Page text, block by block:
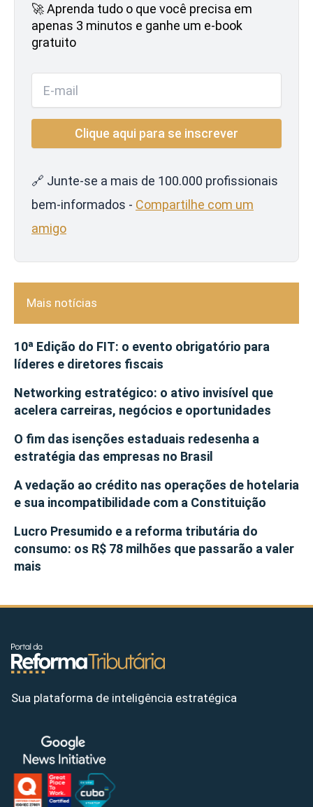
🚀 Aprenda tudo o que você precisa em
apenas 3 minutos e ganhe um e-book
gratuito
🔗 Junte-se a mais de 100.000 profissionais
bem-informados - Compartilhe com um
amigo
Mais notícias
10ª Edição do FIT: o evento obrigatório para
líderes e diretores fiscais
Networking estratégico: o ativo invisível que
acelera carreiras, negócios e oportunidades
O fim das isenções estaduais redesenha a
estratégia das empresas no Brasil
A vedação ao crédito nas operações de hotelaria
e sua incompatibilidade com a Constituição
Lucro Presumido e a reforma tributária do
consumo: os R$ 78 milhões que passarão a valer
mais
Sua plataforma de inteligência estratégica